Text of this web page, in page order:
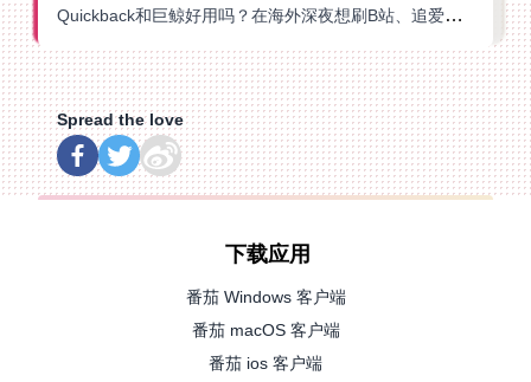
Quickback和巨鲸好用吗？在海外深夜想刷B站、追爱奇艺的你，或许正需要这份答案
Spread the love
下载应用
番茄 Windows 客户端
番茄 macOS 客户端
番茄 ios 客户端